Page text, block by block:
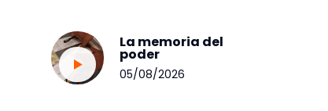
La memoria del
poder
05/08/2026